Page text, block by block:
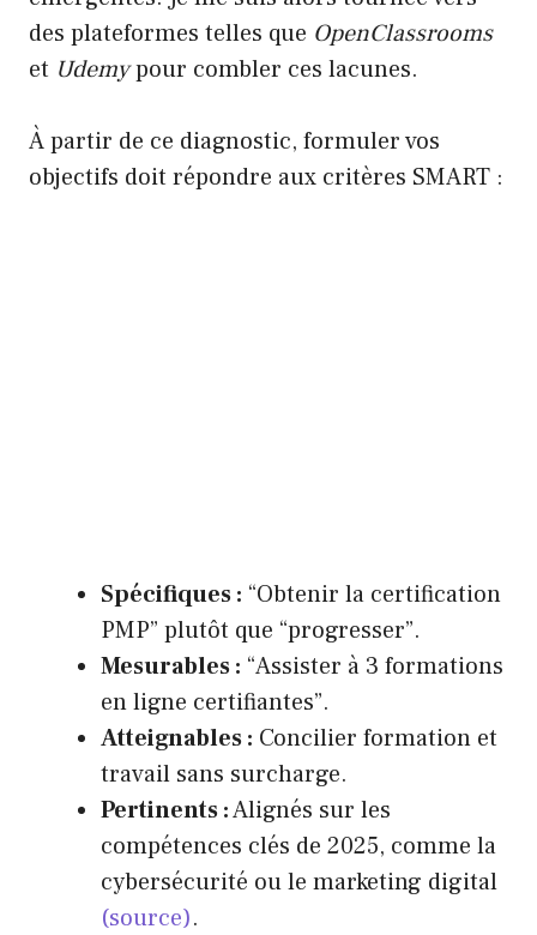
des plateformes telles que OpenClassrooms
et Udemypour combler ces lacunes.
À partir de ce diagnostic, formuler vos
objectifs doit répondre aux critères SMART :
Spécifiques : “Obtenir la certification
PMP” plutôt que “progresser”.
Mesurables : “Assister à 3 formations
en ligne certifiantes”.
Atteignables : Concilier formation et
travail sans surcharge.
Pertinents :Alignés sur les
compétences clés de 2025, comme la
cybersécurité ou le marketing digital
(source).